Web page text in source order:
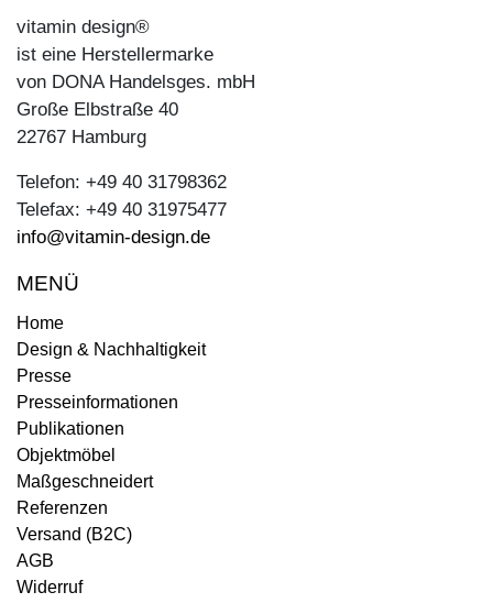
vitamin design®
ist eine Herstellermarke
von DONA Handelsges. mbH
Große Elbstraße 40
22767 Hamburg
Telefon: +49 40 31798362
Telefax: +49 40 31975477
info@vitamin-design.de
MENÜ
Home
Design & Nachhaltigkeit
Presse
Presseinformationen
Publikationen
Objektmöbel
Maßgeschneidert
Referenzen
Versand (B2C)
AGB
Widerruf